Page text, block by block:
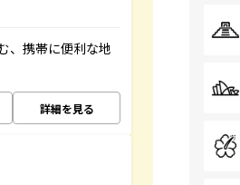
、携帯に便利な地
詳細を見る